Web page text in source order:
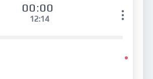
00:00
12:14